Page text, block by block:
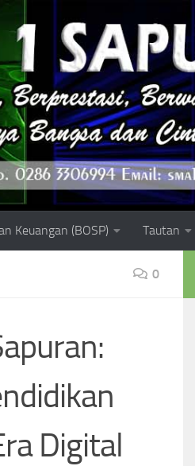
Keuangan (BOSP) Tautan
0
Digital